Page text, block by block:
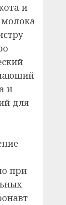
и
молока
и
для
при